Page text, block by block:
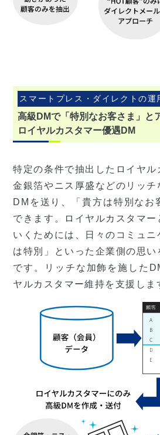
スマートプレス・ダイレクトの運
高級DMで「特別なお客さま」と
ロイヤルカスタマー優遇DM
特定の条件で抽出したロイヤル
金銀箔やニス厚盛などのリッチ
DMを送り、「貴方は特別なお
できます。ロイヤルカスタマー
いくためには、日々のコミュ
は特別」といった企業側の思い
です。リッチな加飾を施した
ヤルカスタマー維持を支援しま